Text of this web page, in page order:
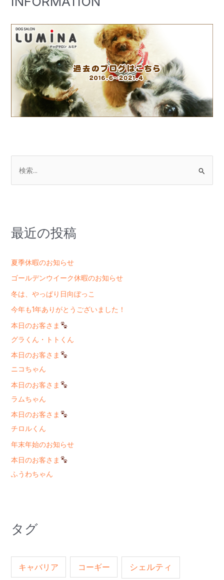
索
最近の投稿
夏季休暇のお知らせ
ゴールデンウイーク休暇のお知らせ
冬は、やっぱり日向ぼっこ
今年も1年ありがとうございました！
本日のお客さま
グラくん・トトくん
本日のお客さま
ニコちゃん
本日のお客さま
ラムちゃん
本日のお客さま
チロルくん
年末年始のお知らせ
本日のお客さま
ふうわちゃん
タグ
キャバリア コーギー シェルティ